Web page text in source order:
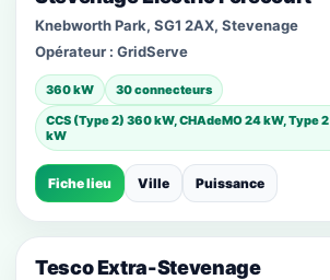
Knebworth Park, SG1 2AX, Stevenage
Opérateur : GridServe
360 kW
30 connecteurs
CCS (Type 2) 360 kW, CHAdeMO 24 kW, Type
kW
Fiche lieu Ville Puissance
Tesco Extra-Stevenage